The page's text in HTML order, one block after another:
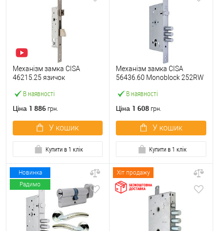
В наявності
Механізм замка CISA
46215.25 язичок
нержавіюча сталь
Ціна 1 886 грн.
У кошик
Купити в 1 клік
В наявності
Механізм замка CISA
56436.60 Monoblock 252RW
Ціна 1 608 грн.
У кошик
Купити в 1 клік
Новинка
Радимо
Хіт продажу